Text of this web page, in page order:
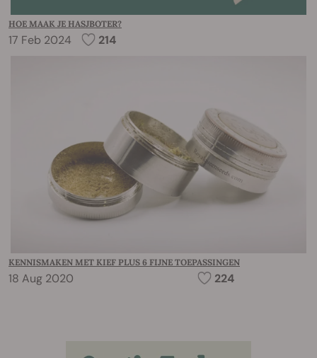
HOE MAAK JE HASJBOTER?
17 Feb 2024 214
KENNISMAKEN MET KIEF PLUS 6 FIJNE TOEPASSINGEN
18 Aug 2020 224